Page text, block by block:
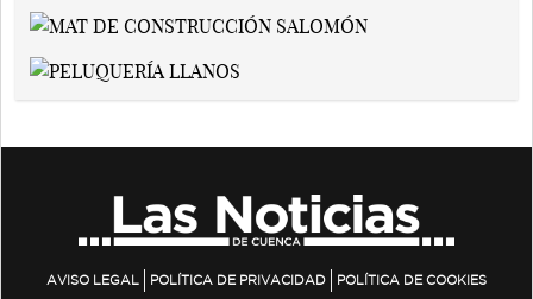
AVISO LEGAL POLÍTICA DE PRIVACIDAD POLÍTICA DE COOKIES